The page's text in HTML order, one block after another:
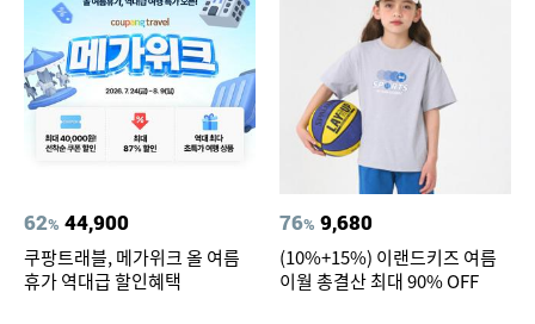
62% 44,900
쿠팡트래블, 메가위크 올 여름
휴가 역대급 할인혜택
76% 9,680
(10%+15%) 이랜드키즈 여름
이월 총결산 최대 90% OFF